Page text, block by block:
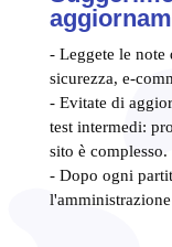
- Leggete le
sicurezza, e-
- Evitate di
test intermedi:
sito è complesso.
- Dopo ogni